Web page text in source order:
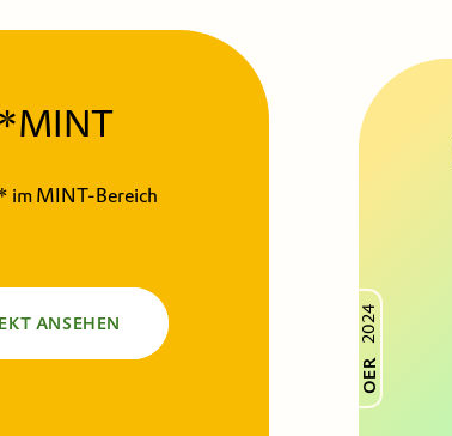
im MINT-Bereich
ANSEHEN
OER
2024